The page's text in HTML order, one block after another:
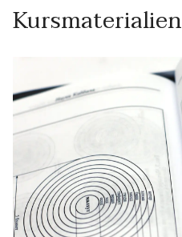
Kursmaterialien